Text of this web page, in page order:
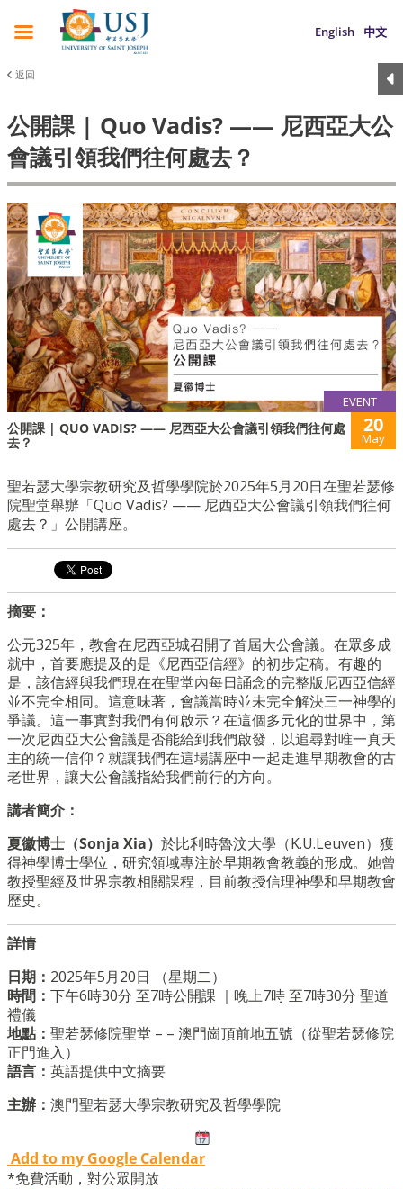
English 中文
返回
公開課 | Quo Vadis? —— 尼西亞大公
會議引領我們往何處去？
EVENT
公開課 | QUO VADIS? —— 尼西亞大公會議引領我們往何處
去？
20
May
聖若瑟大學宗教研究及哲學學院於2025年5月20日在聖若瑟修
院聖堂舉辦「Quo Vadis? —— 尼西亞大公會議引領我們往何
處去？」公開講座。
摘要：
公元325年，教會在尼西亞城召開了首屆大公會議。在眾多成
就中，首要應提及的是《尼西亞信經》的初步定稿。有趣的
是，該信經與我們現在在聖堂內每日誦念的完整版尼西亞信經
並不完全相同。這意味著，會議當時並未完全解決三一神學的
爭議。這一事實對我們有何啟示？在這個多元化的世界中，第
一次尼西亞大公會議是否能給到我們啟發，以追尋對唯一真天
主的統一信仰？就讓我們在這場講座中一起走進早期教會的古
老世界，讓大公會議指給我們前行的方向。
講者簡介：
夏徽博士（Sonja Xia） 於比利時魯汶大學（K.U.Leuven）獲
得神學博士學位，研究領域專注於早期教會教義的形成。她曾
教授聖經及世界宗教相關課程，目前教授信理神學和早期教會
歷史。
詳情
日期： 2025年5月20日 （星期二）
時間： 下午6時30分 至7時公開課 ｜晚上7時 至7時30分 聖道
禮儀
地點： 聖若瑟修院聖堂 – – 澳門崗頂前地五號（從聖若瑟修院
正門進入）
語言： 英語提供中文摘要
主辦： 澳門聖若瑟大學宗教研究及哲學學院
Add to my Google Calendar
*免費活動，對公眾開放